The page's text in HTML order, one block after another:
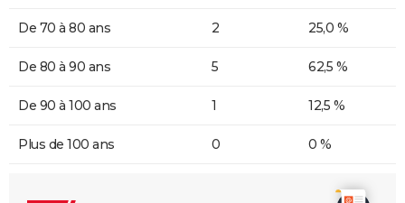
De 70 à 80 ans 2 25,0 %
De 80 à 90 ans 5 62,5 %
De 90 à 100 ans 1 12,5 %
Plus de 100 ans 0 0 %